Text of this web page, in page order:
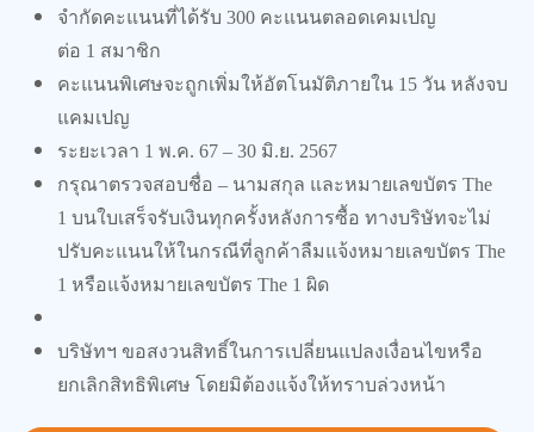
จำกัดคะแนนที่ได้รับ 300คะแนนตลอดเคมเปญ
ต่อ 1 สมาชิก
คะแนนพิเศษจะถูกเพิ่มให้อัตโนมัติภายใน 15วัน หลังจบ
แคมเปญ
ระยะเวลา 1 พ.ค. 67 – 30มิ.ย. 2567
กรุณาตรวจสอบชื่อ – นามสกุล และหมายเลขบัตร The
1 บนใบเสร็จรับเงินทุกครั้งหลังการซื้อ ทางบริษัทจะไม่
ปรับคะแนนให้ในกรณีที่ลูกค้าลืมแจ้งหมายเลขบัตร The
1 หรือแจ้งหมายเลขบัตร The 1 ผิด
บริษัทฯ ขอสงวนสิทธิ์ในการเปลี่ยนแปลงเงื่อนไขหรือ
ยกเลิกสิทธิพิเศษ โดยมิต้องแจ้งให้ทราบล่วงหน้า